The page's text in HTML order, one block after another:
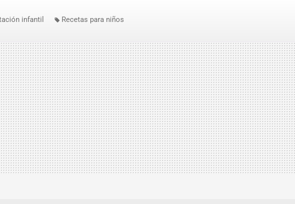
infantil Recetas para niños